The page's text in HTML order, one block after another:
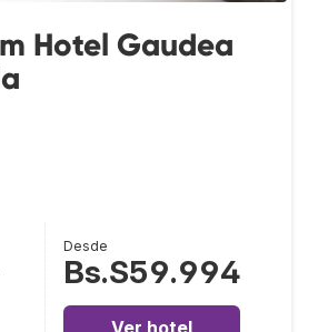
Hotel Gaudea
Desde
Bs.S59.994